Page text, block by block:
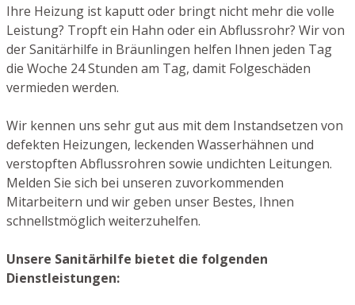
Ihre Heizung ist kaputt oder bringt nicht mehr die volle
Leistung? Tropft ein Hahn oder ein Abflussrohr? Wir von
der Sanitärhilfe in Bräunlingen helfen Ihnen jeden Tag
die Woche 24 Stunden am Tag, damit Folgeschäden
vermieden werden.
Wir kennen uns sehr gut aus mit dem Instandsetzen von
defekten Heizungen, leckenden Wasserhähnen und
verstopften Abflussrohren sowie undichten Leitungen.
Melden Sie sich bei unseren zuvorkommenden
Mitarbeitern und wir geben unser Bestes, Ihnen
schnellstmöglich weiterzuhelfen.
Unsere Sanitärhilfe bietet die folgenden
Dienstleistungen: